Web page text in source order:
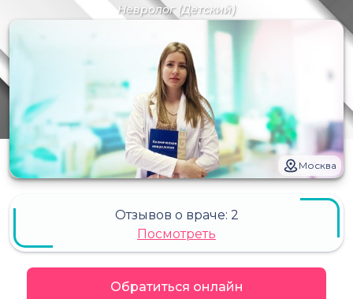
Невролог(Детский)
Москва
Отзывов о враче: 2
Посмотреть
Обратиться онлайн